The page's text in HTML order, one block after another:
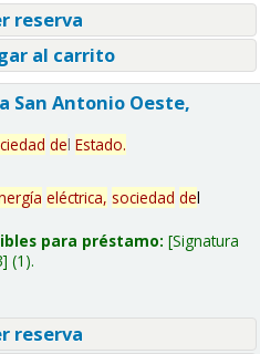
reserva
al carrito
San Antonio Oeste,
del Estado.
eléctrica, sociedad del
para préstamo: Signatura
(1).
reserva